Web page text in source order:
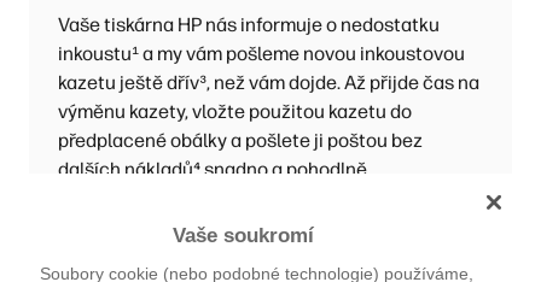
Vaše tiskárna HP nás informuje o nedostatku
inkoustu¹a my vám pošleme novou inkoustovou
kazetu ještě dřív³, než vám dojde. Až přijde čas na
výměnu kazety, vložte použitou kazetu do
předplacené obálky a pošlete ji poštou bez
dalších nákladů⁴snadno a pohodlně.
Vaše soukromí
Soubory cookie (nebo podobné technologie) používáme,